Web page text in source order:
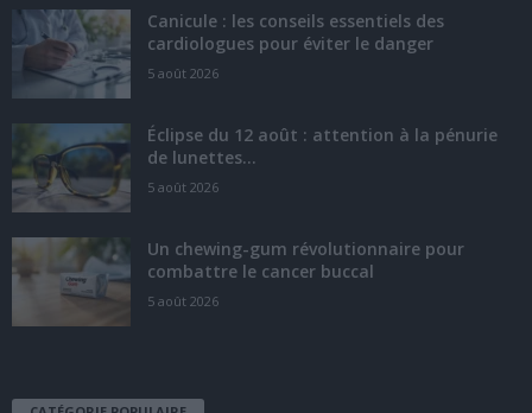
Canicule : les conseils essentiels des
cardiologues pour éviter le danger
5 août 2026
Éclipse du 12 août : attention à la pénurie
de lunettes...
5 août 2026
Un chewing-gum révolutionnaire pour
combattre le cancer buccal
5 août 2026